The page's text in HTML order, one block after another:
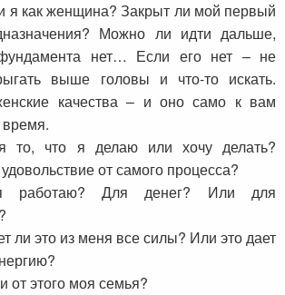
я как женщина? Закрыт ли мой первый
Можно ли идти дальше,
нет… Если его нет – не
выше головы и что-то искать.
качества – и оно само к вам
время.
то, что я делаю или хочу делать?
от самого процесса?
работаю? Для денег? Или для
ли это из меня все силы? Или это дает
от этого моя семья?